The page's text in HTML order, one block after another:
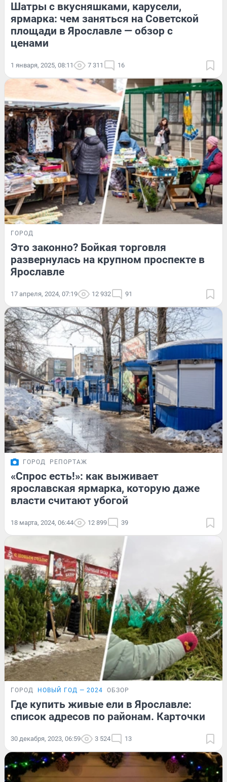
Шатры с вкусняшками, карусели,
ярмарка: чем заняться на Советской
площади в Ярославле — обзор с
ценами
1 января, 2025, 08:11 7 311 16
ГОРОД
Это законно? Бойкая торговля
развернулась на крупном проспекте в
Ярославле
17 апреля, 2024, 07:19 12 932 91
ГОРОД РЕПОРТАЖ
«Спрос есть!»: как выживает
ярославская ярмарка, которую даже
власти считают убогой
18 марта, 2024, 06:44 12 899 39
ГОРОД НОВЫЙ ГОД — 2024 ОБЗОР
Где купить живые ели в Ярославле:
список адресов по районам. Карточки
30 декабря, 2023, 06:59 3 524 13